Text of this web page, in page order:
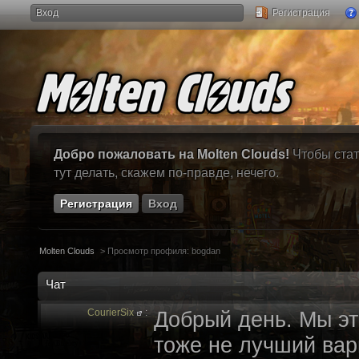
Вход Регистрация
Добро пожаловать на Molten Clouds! Чтобы
тут делать, скажем по-правде, нечего.
Регистрация Вход
Molten Clouds > Просмотр профиля: bogdan
Чат
CourierSix : Добрый день. Мы
тоже не лучший